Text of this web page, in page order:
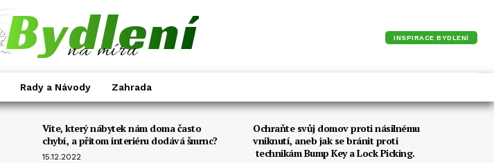
Bydlení
na míru INSPIRACE BYDLENÍ
Rady a Návody Zahrada
Víte, který nábytek nám doma často
chybí, a přitom interiéru dodává šmrnc?
15.12.2022
Ochraňte svůj domov proti násilnému
vniknutí, aneb jak se bránit proti
technikám Bump Key a Lock Picking.